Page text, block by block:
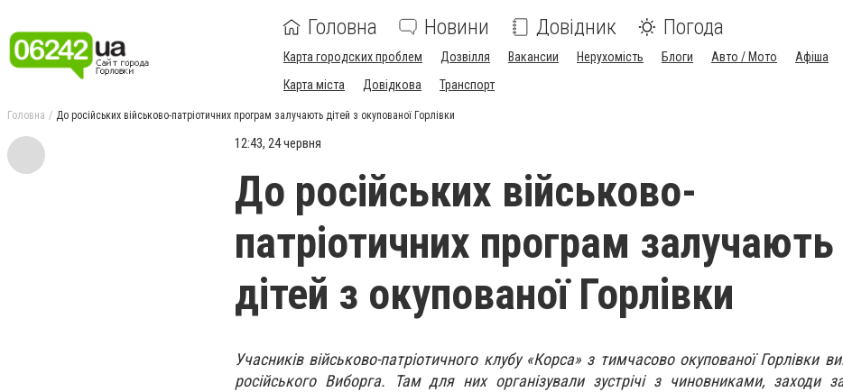
Головна Новини Довідник Погода
Карта городских проблем Дозвілля Вакансии Нерухомість Блоги Авто / Мото Афіша
Карта міста
Довідкова Транспорт
Головна До російських військово-патріотичних програм залучають дітей з окупованої Горлівки
12:43, 24 червня
До російських військово-
патріотичних програм залучають
дітей з окупованої Горлівки
Учасників військово-патріотичного клубу «Корса» з тимчасово окупованої Горлівки
російського Виборга. Там для них організували зустрічі з чиновниками, заходи